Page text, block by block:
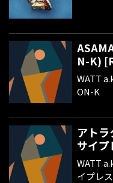
N-K)
WATT
ON-K
アト
サイ
WATT
イプレ